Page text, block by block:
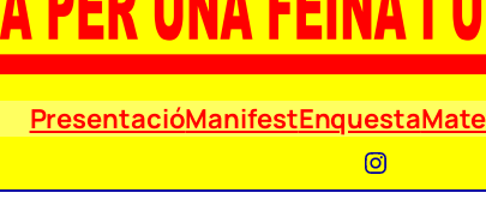
PresentacióManifestEnquesta
Instagram